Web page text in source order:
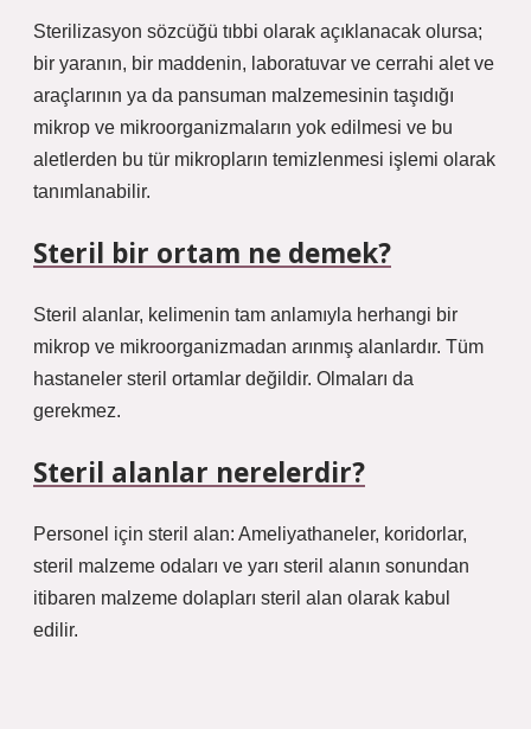
Sterilizasyon sözcüğü tıbbi olarak açıklanacak olursa;
bir yaranın, bir maddenin, laboratuvar ve cerrahi alet ve
araçlarının ya da pansuman malzemesinin taşıdığı
mikrop ve mikroorganizmaların yok edilmesi ve bu
aletlerden bu tür mikropların temizlenmesi işlemi olarak
tanımlanabilir.
Steril bir ortam ne demek?
Steril alanlar, kelimenin tam anlamıyla herhangi bir
mikrop ve mikroorganizmadan arınmış alanlardır. Tüm
hastaneler steril ortamlar değildir. Olmaları da
gerekmez.
Steril alanlar nerelerdir?
Personel için steril alan: Ameliyathaneler, koridorlar,
steril malzeme odaları ve yarı steril alanın sonundan
itibaren malzeme dolapları steril alan olarak kabul
edilir.